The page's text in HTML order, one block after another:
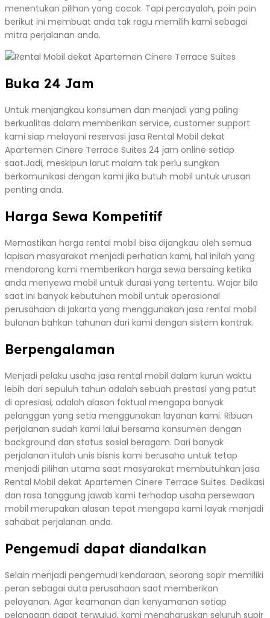
menentukan pilihan yang cocok. Tapi percayalah, poin poin
berikut ini membuat anda tak ragu memilih kami sebagai
mitra perjalanan anda.
Buka 24 Jam
Untuk menjangkau konsumen dan menjadi yang paling
berkualitas dalam memberikan service, customer support
kami siap melayani reservasi jasa Rental Mobil dekat
Apartemen Cinere Terrace Suites 24 jam online setiap
saat.Jadi, meskipun larut malam tak perlu sungkan
berkomunikasi dengan kami jika butuh mobil untuk urusan
penting anda.
Harga Sewa Kompetitif
Memastikan harga rental mobil bisa dijangkau oleh semua
lapisan masyarakat menjadi perhatian kami, hal inilah yang
mendorong kami memberikan harga sewa bersaing ketika
anda menyewa mobil untuk durasi yang tertentu. Wajar bila
saat ini banyak kebutuhan mobil untuk operasional
perusahaan di jakarta yang menggunakan jasa rental mobil
bulanan bahkan tahunan dari kami dengan sistem kontrak.
Berpengalaman
Menjadi pelaku usaha jasa rental mobil dalam kurun waktu
lebih dari sepuluh tahun adalah sebuah prestasi yang patut
di apresiasi, adalah alasan faktual mengapa banyak
pelanggan yang setia menggunakan layanan kami. Ribuan
perjalanan sudah kami lalui bersama konsumen dengan
background dan status sosial beragam. Dari banyak
perjalanan itulah unis bisnis kami berusaha untuk tetap
menjadi pilihan utama saat masyarakat membutuhkan jasa
Rental Mobil dekat Apartemen Cinere Terrace Suites. Dedikasi
dan rasa tanggung jawab kami terhadap usaha persewaan
mobil merupakan alasan tepat mengapa kami layak menjadi
sahabat perjalanan anda.
Pengemudi dapat diandalkan
Selain menjadi pengemudi kendaraan, seorang sopir memiliki
peran sebagai duta perusahaan saat memberikan
pelayanan. Agar keamanan dan kenyamanan setiap
pelanggan dapat terwujud, kami mengharuskan seluruh supir